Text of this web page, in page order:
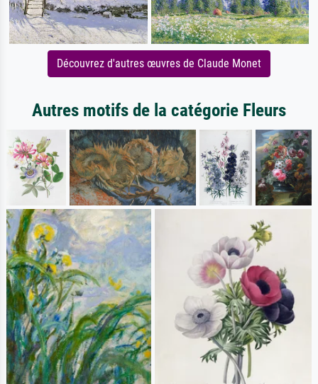
Découvrez d'autres œuvres de Claude Monet
Autres motifs de la catégorie Fleurs